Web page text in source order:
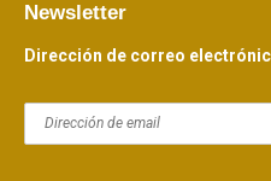
Newsletter
Dirección de correo